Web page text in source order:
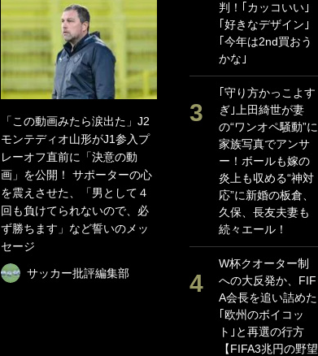
「この動画みたら涙出た」J2
モンテディオ山形がJ1参入プ
レーオフ直前に「決意の動
画」を公開！ サポーターの心
を震えさせた、「男として４
回も負けてられないので、必
ず勝ちます」など誓いのメッ
セージ
サッカー批評編集部
判！｢カッコいい｣
｢好きなデザイン｣
｢今年は2nd買おう
かな｣
｢守り方かっこよす
ぎ｣上田綺世が妻
の“ワンオペ騒動”に
家族写真でアンサ
ー！ボールも嫁の
炎上も収める“神対
応”に新婚の板倉、
久保、長友夫妻も
続々エール！
W杯クオーター制
への大反発か、FIF
A会長を追い詰めた
｢欧州のボイコッ
ト｣と再選の行方
【FIFA3兆円の野望